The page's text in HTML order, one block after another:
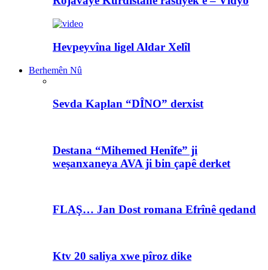
Hevpeyvîna ligel Aldar Xelîl
Berhemên Nû
Sevda Kaplan “DÎNO” derxist
Destana “Mihemed Henîfe” ji
weşanxaneya AVA ji bin çapê derket
FLAŞ… Jan Dost romana Efrînê qedand
Ktv 20 saliya xwe pîroz dike